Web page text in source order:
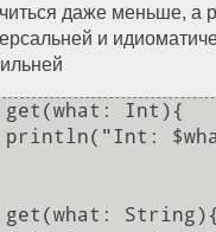
даже меньше, а
и
get(what: Int){
get(what: String){